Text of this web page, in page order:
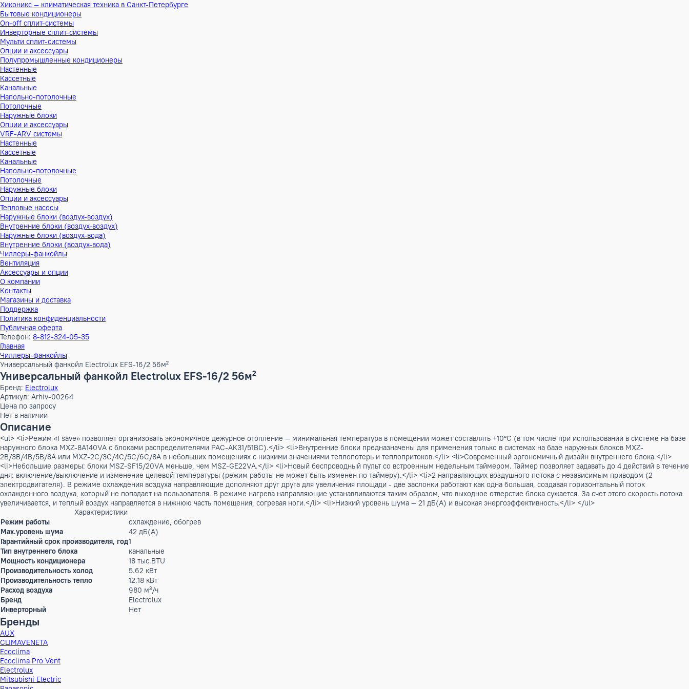
Хиконикс — климатическая техника в Санкт-Петербурге
Бытовые кондиционеры
On-off сплит-системы
Инверторные сплит-системы
Мульти сплит-системы
Опции и аксессуары
Полупромышленные кондиционеры
Настенные
Кассетные
Канальные
Напольно-потолочные
Потолочные
Наружные блоки
Опции и аксессуары
VRF-ARV системы
Настенные
Кассетные
Канальные
Напольно-потолочные
Потолочные
Наружные блоки
Опции и аксессуары
Тепловые насосы
Наружные блоки (воздух-воздух)
Внутренние блоки (воздух-воздух)
Наружные блоки (воздух-вода)
Внутренние блоки (воздух-вода)
Чиллеры-фанкойлы
Вентиляция
Аксессуары и опции
О компании
Контакты
Магазины и доставка
Поддержка
Политика конфиденциальности
Публичная оферта
Телефон:8-812-324-05-35
Главная
Чиллеры-фанкойлы
Универсальный фанкойл Electrolux EFS-16/2 56м²
Универсальный фанкойл Electrolux EFS-16/2 56м²
Бренд:Electrolux
Артикул: Arhiv-00264
Цена по запросу
Нет в наличии
Описание
<ul> <li>Режим «I save» позволяет организовать экономичное дежурное отопление — минимальная температура в помещении может составлять +10°С (в том числе при
наружного блока MXZ-8A140VA с блоками распределителями PAC-AK31/51BC).</li> <li>Внутренние блоки предназначены для применения только в системах на базе наружных
2B/3B/4B/5B/8A или MXZ-2C/3C/4C/5C/6C/8A в небольших помещениях с низкими значениями теплопотерь и теплопритоков.</li> <li>Современный эргономичный дизайн
<li>Небольшие размеры: блоки MSZ-SF15/20VA меньше, чем MSZ-GE22VA.</li> <li>Новый беспроводный пульт со встроенным недельным таймером. Таймер позволяет задавать до
дня: включение/выключение и изменение целевой температуры (режим работы не может быть изменен по таймеру).</li> <li>2 направляющих воздушного потока с независимым
электродвигателя). В режиме охлаждения воздуха направляющие дополняют друг друга для увеличения площади - две заслонки работают как одна большая, создавая
охлажденного воздуха, который не попадает на пользователя. В режиме нагрева направляющие устанавливаются таким образом, что выходное отверстие блока сужается. За счет
увеличивается, и теплый воздух направляется в нижнюю часть помещения, согревая ноги.</li> <li>Низкий уровень шума — 21 дБ(А) и высокая энергоэффективность.</li> </ul>
Характеристики
Режим работы
охлаждение, обогрев
Max.уровень шума
42 дБ(А)
Гарантийный срок производителя, год1
Тип внутреннего блока
Мощность кондиционера
Производительность холод
Производительность тепло
Расход воздуха
Бренд
Инверторный